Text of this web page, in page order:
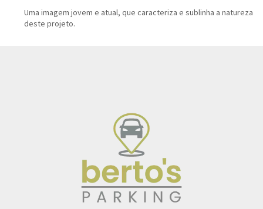
Uma imagem jovem e atual, que caracteriza e sublinha a natureza
deste projeto.